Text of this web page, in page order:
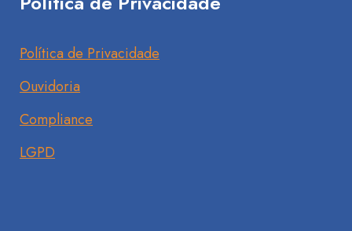
Política de Privacidade
Ouvidoria
Compliance
LGPD